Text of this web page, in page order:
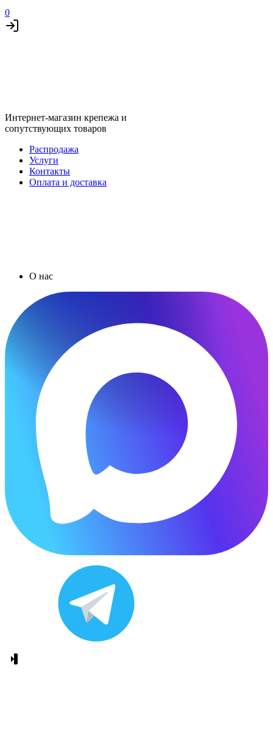
0
Интернет-магазин крепежа и
сопутствующих товаров
Распродажа
Услуги
Контакты
Оплата и доставка
О нас